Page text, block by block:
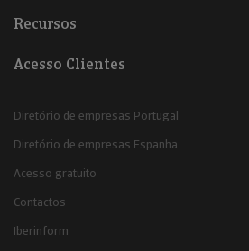
Recursos
Acesso Clientes
Diretório de empresas Portugal
Diretório de empresas Espanha
Acesso gratuito
Contactos
Iberinform